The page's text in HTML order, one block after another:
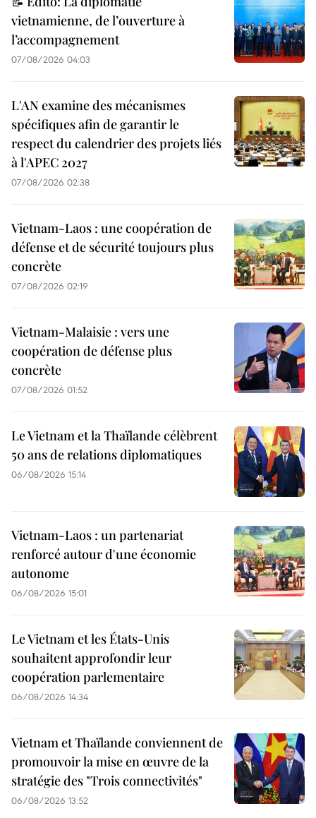
vietnamienne, de l’ouverture à
l’accompagnement
07/08/2026 04:03
L'AN examine des mécanismes
spécifiques afin de garantir le
respect du calendrier des projets liés
à l'APEC 2027
07/08/2026 02:38
Vietnam-Laos : une coopération de
défense et de sécurité toujours plus
concrète
07/08/2026 02:19
Vietnam-Malaisie : vers une
coopération de défense plus
concrète
07/08/2026 01:52
Le Vietnam et la Thaïlande célèbrent
50 ans de relations diplomatiques
06/08/2026 15:14
Vietnam-Laos : un partenariat
renforcé autour d'une économie
autonome
06/08/2026 15:01
Le Vietnam et les États-Unis
souhaitent approfondir leur
coopération parlementaire
06/08/2026 14:34
Vietnam et Thaïlande conviennent de
promouvoir la mise en œuvre de la
stratégie des "Trois connectivités"
06/08/2026 13:52